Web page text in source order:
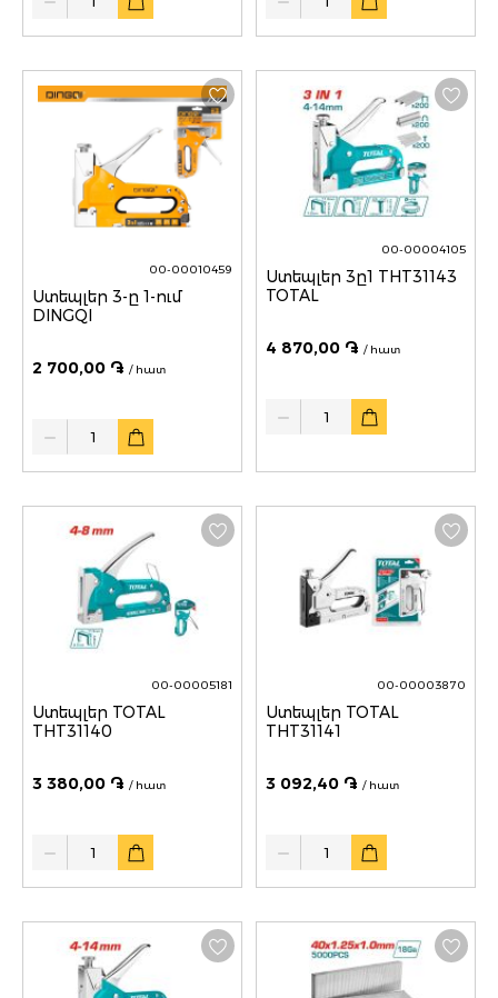
00-00010459
Ստեպլեր 3-ը 1-ում
DINGQI
2 700,00 ֏ / հատ
00-00004105
Ստեպլեր 3ը1 THT31143
TOTAL
4 870,00 ֏ / հատ
00-00005181
Ստեպլեր TOTAL
THT31140
3 380,00 ֏ / հատ
00-00003870
Ստեպլեր TOTAL
THT31141
3 092,40 ֏ / հատ